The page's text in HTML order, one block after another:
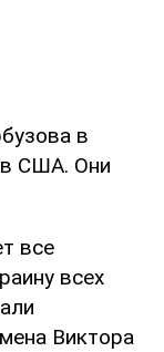
в
США. Они
все
всех
Виктора